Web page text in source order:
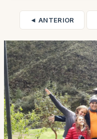
◄ ANTERIOR